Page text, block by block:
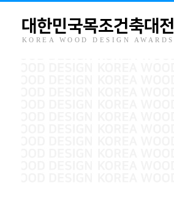
대한민국목조건축대전
KOREA WOOD DESIGN AWARDS